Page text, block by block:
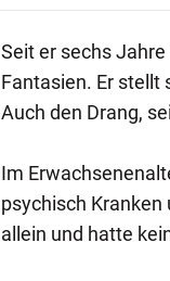
Seit er sechs
Fantasien. Er stellt
Auch den Drang,
Im
psychisch Kranken
allein und hatte